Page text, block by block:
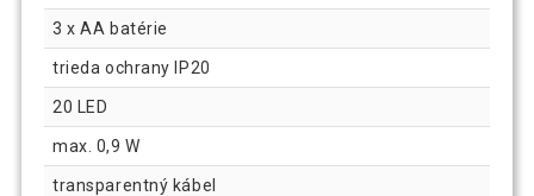
3 x AA batérie
trieda ochrany IP20
20 LED
max. 0,9 W
transparentný kábel